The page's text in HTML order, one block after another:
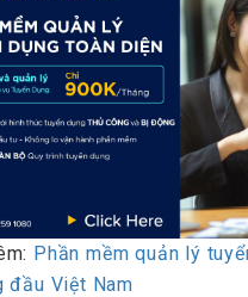
Phần mềm quản lý
đầu Việt Nam